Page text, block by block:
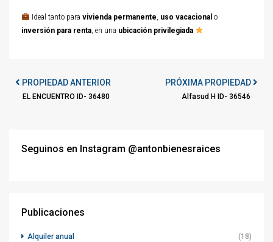
Ideal tanto para vivienda permanente, uso vacacional o
inversión para renta, en una ubicación privilegiada
PROPIEDAD ANTERIOR
EL ENCUENTRO ID- 36480
PRÓXIMA PROPIEDAD
Alfasud H ID- 36546
Seguinos en Instagram @antonbienesraices
Publicaciones
Alquiler anual
(18)